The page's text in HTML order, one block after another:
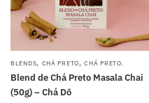
BLENDS, CHÁ PRETO,CHÁ PRETO.
Blend de Chá Preto Masala Chai
(50g) – Chá Dō